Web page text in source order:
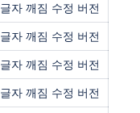
글자 깨짐 수정 버전
글자 깨짐 수정 버전
글자 깨짐 수정 버전
글자 깨짐 수정 버전